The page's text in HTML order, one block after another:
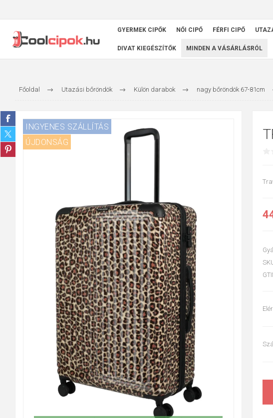
GYERMEK CIPŐK NŐI CIPŐ FÉRFI CIPŐ
DIVAT KIEGÉSZÍTŐK MINDEN A VÁSÁRLÁSRÓL
Főoldal Utazási bőröndök Külön darabok nagy bőröndök 67-81cm
INGYENES SZÁLLÍTÁS
ÚJDONSÁG